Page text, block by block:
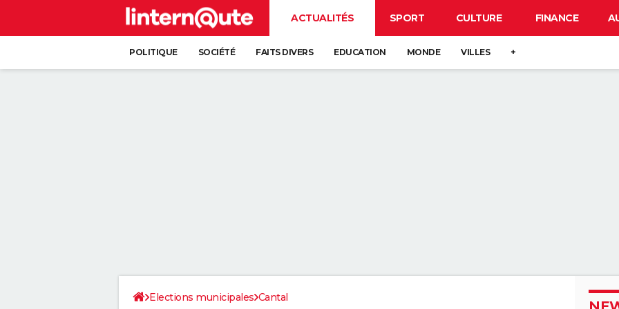
ACTUALITÉS SPORT CULTURE FINANCE
POLITIQUE SOCIÉTÉ FAITS DIVERS EDUCATION MONDE VILLES +
Elections municipales Cantal